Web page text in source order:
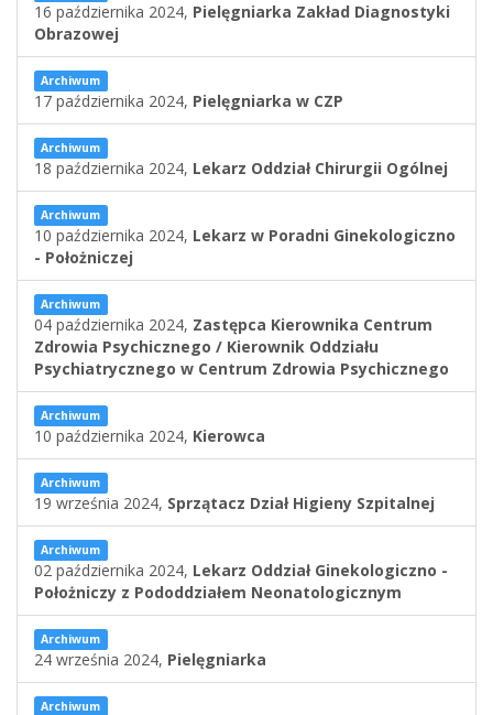
16 października 2024, Pielęgniarka Zakład Diagnostyki
Obrazowej
Archiwum
17 października 2024, Pielęgniarka w CZP
Archiwum
18 października 2024, Lekarz Oddział Chirurgii Ogólnej
Archiwum
10 października 2024, Lekarz w Poradni Ginekologiczno
- Położniczej
Archiwum
04 października 2024, Zastępca Kierownika Centrum
Zdrowia Psychicznego / Kierownik Oddziału
Psychiatrycznego w Centrum Zdrowia Psychicznego
Archiwum
10 października 2024, Kierowca
Archiwum
19 września 2024, Sprzątacz Dział Higieny Szpitalnej
Archiwum
02 października 2024, Lekarz Oddział Ginekologiczno -
Położniczy z Pododdziałem Neonatologicznym
Archiwum
24 września 2024, Pielęgniarka
Archiwum